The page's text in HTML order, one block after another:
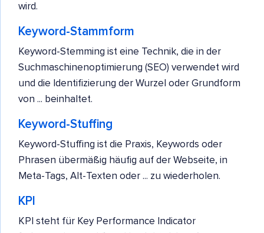
wird.
Keyword-Stammform
Keyword-Stemming ist eine Technik, die in der
Suchmaschinenoptimierung (SEO) verwendet wird
und die Identifizierung der Wurzel oder Grundform
von ... beinhaltet.
Keyword-Stuffing
Keyword-Stuffing ist die Praxis, Keywords oder
Phrasen übermäßig häufig auf der Webseite, in
Meta-Tags, Alt-Texten oder ... zu wiederholen.
KPI
KPI steht für Key Performance Indicator